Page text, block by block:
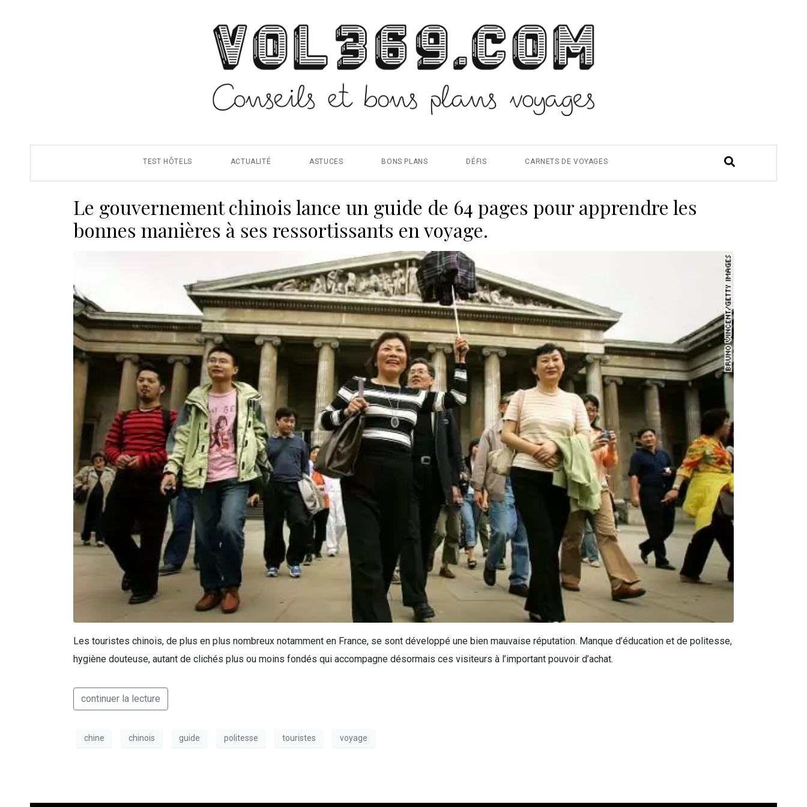
TEST HÔTELS ACTUALITÉ ASTUCES BONS PLANS DÉFIS CARNETS DE VOYAGES
Le gouvernement chinois lance un guide de 64 pages pour apprendre les
bonnes manières à ses ressortissants en voyage.
Les touristes chinois, de plus en plus nombreux notamment en France, se sont développé une bien mauvaise réputation. Manque d’éducation et de politesse,
hygiène douteuse, autant de clichés plus ou moins fondés qui accompagne désormais ces visiteurs à l’important pouvoir d’achat.
continuer la lecture
chine chinois guide politesse touristes voyage